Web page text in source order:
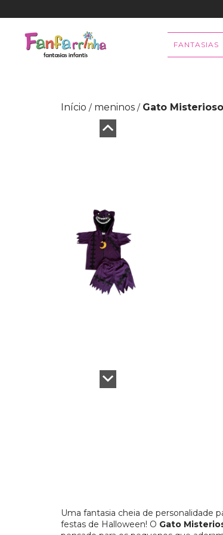
FANTASIAS
Início / meninos / Gato
Uma fantasia cheia de personalidade
festas de Halloween! O Gato